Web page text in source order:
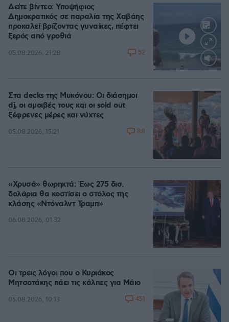
Loaded
Δείτε βίντεο: Υποψήφιος
Δημοκρατικός σε παραλία της Χαβάης
προκαλεί βρίζοντας γυναίκες, πέφτει
ξερός από γροθιά
05.08.2026, 21:28 52
Στα decks της Μυκόνου: Οι διάσημοι
dj, οι αμοιβές τους και οι sold out
ξέφρενες μέρες και νύχτες
05.08.2026, 15:21 88
«Χρυσά» θωρηκτά: Έως 275 δισ.
δολάρια θα κοστίσει ο στόλος της
κλάσης «Ντόναλντ Τραμπ»
06.08.2026, 01:32
Οι τρεις λόγοι που ο Κυριάκος
Μητσοτάκης πάει τις κάλπες για Μάιο
05.08.2026, 10:13 451